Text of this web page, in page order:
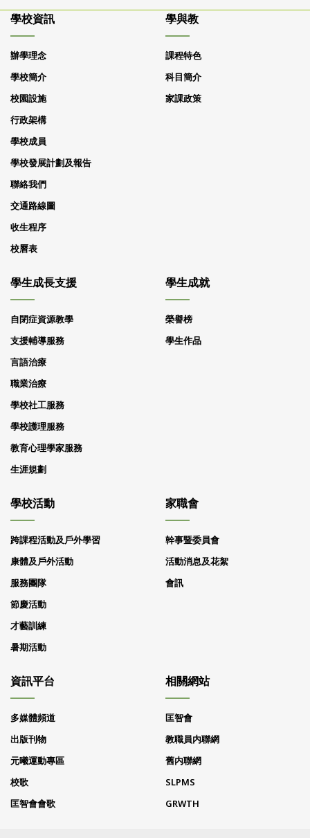
學校資訊
辦學理念
學校簡介
校園設施
行政架構
學校成員
學校發展計劃及報告
聯絡我們
交通路線圖
收生程序
校曆表
學與教
課程特色
科目簡介
家課政策
學生成長支援
自閉症資源教學
支援輔導服務
言語治療
職業治療
學校社工服務
學校護理服務
教育心理學家服務
生涯規劃
學生成就
榮譽榜
學生作品
學校活動
跨課程活動及戶外學習
康體及戶外活動
服務團隊
節慶活動
才藝訓練
暑期活動
家職會
幹事暨委員會
活動消息及花絮
會訊
資訊平台
多媒體頻道
出版刊物
元曦運動專區
校歌
匡智會會歌
相關網站
匡智會
教職員内聯網
舊内聯網
SLPMS
GRWTH